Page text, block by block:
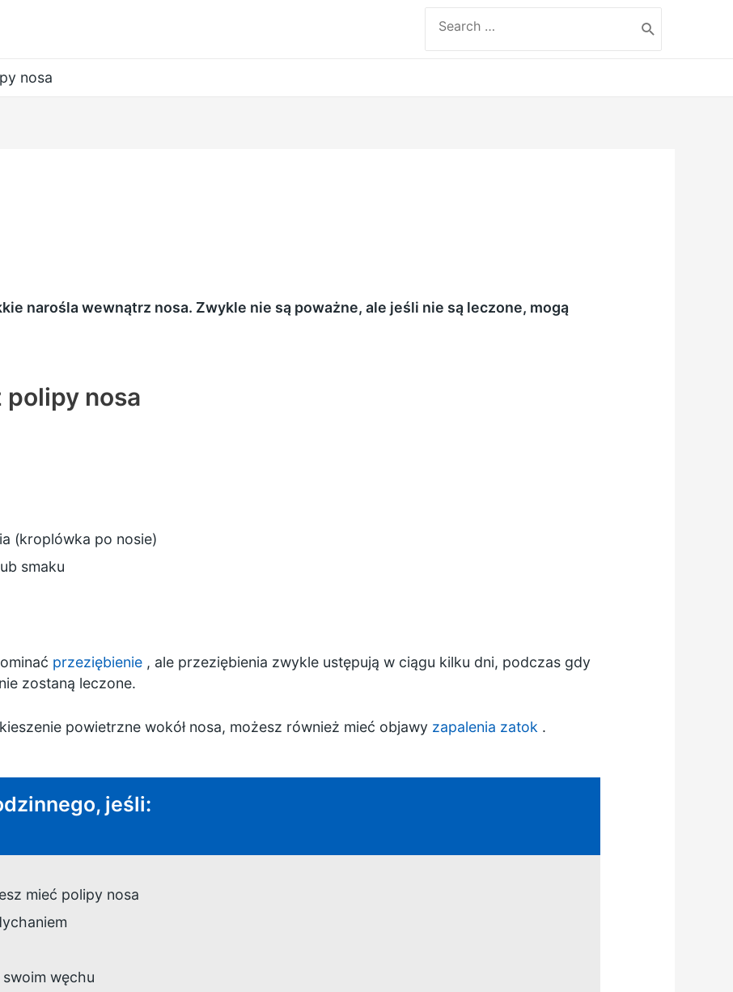
for:
nosa
narośla wewnątrz nosa. Zwykle nie są poważne, ale jeśli nie są leczone, mogą
polipy nosa
(kroplówka po nosie)
smaku
przeziębienie, ale przeziębienia zwykle ustępują w ciągu kilku dni, podczas gdy
zostaną leczone.
powietrzne wokół nosa, możesz również mieć objawy zapalenia zatok.
jeśli:
mieć polipy nosa
węchu